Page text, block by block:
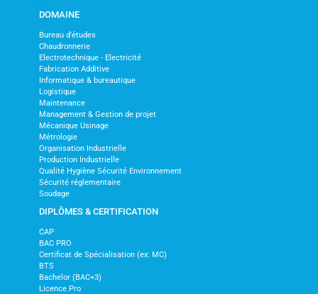
DOMAINE
Bureau d'études
Chaudronnerie
Electrotechnique - Electricité
Fabrication Additive
Informatique & bureautique
Logistique
Maintenance
Management & Gestion de projet
Mécanique Usinage
Métrologie
Organisation Industrielle
Production Industrielle
Qualité Hygiène Sécurité Environnement
Sécurité réglementaire
Soudage
DIPLÔMES & CERTIFICATION
CAP
BAC PRO
Certificat de Spécialisation (ex: MC)
BTS
Bachelor (BAC+3)
Licence Pro